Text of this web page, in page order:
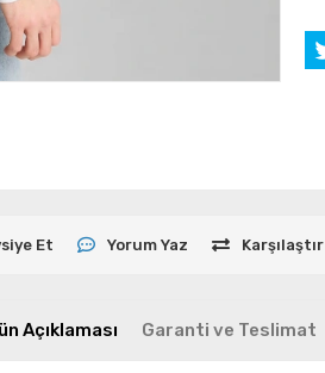
Et Yorum Yaz Karşılaştır
Açıklaması Garanti ve Teslimat